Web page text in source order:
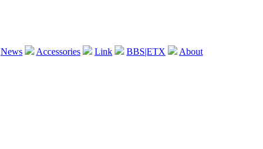
News Accessories Link BBS|ETX About